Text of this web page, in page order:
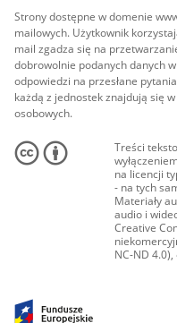
Strony dostępne w domenie
mailowych. Użytkownik
mail zgadza się na
dobrowolnie podanych danych
odpowiedzi na przesłane
każdą z jednostek znajdują się
osobowych.
Treści
na licencji
- na tych
Materiały
audio i
Creative
NC-ND